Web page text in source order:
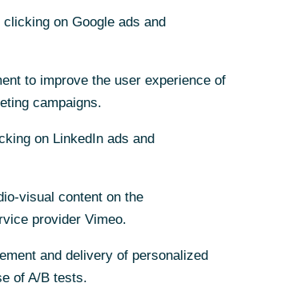
DAX-
der
Deal
on Google ads and
to improve the user experience of
campaigns.
on LinkedIn ads and
visual content on the
provider Vimeo.
and delivery of personalized
of A/B tests.